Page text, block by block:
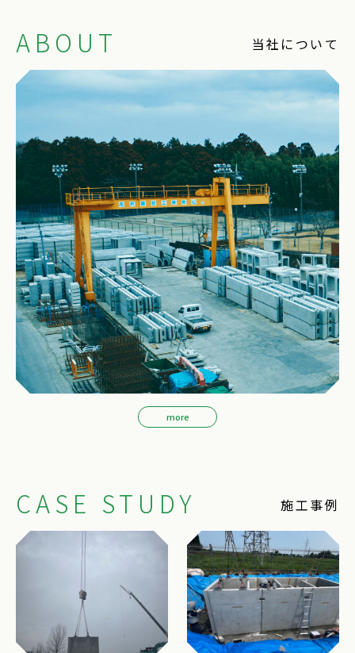
ABOUT 当社について
more
CASE STUDY 施工事例